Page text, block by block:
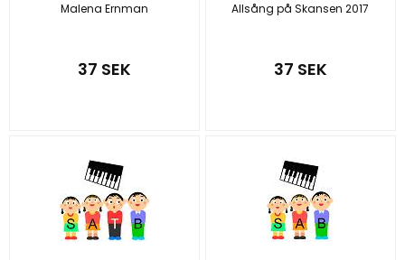
Malena Ernman
37 SEK
Allsång på Skansen 2017
37 SEK